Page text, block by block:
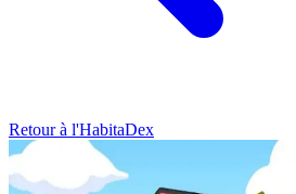
Retour à l'HabitaDex